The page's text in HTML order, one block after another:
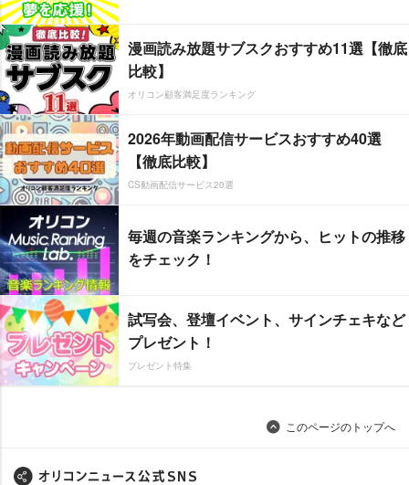
漫画読み放題サブスクおすすめ11選【徹底
比較】
オリコン顧客満足度ランキング
2026年動画配信サービスおすすめ40選
【徹底比較】
CS動画配信サービス20選
毎週の音楽ランキングから、ヒットの推移
をチェック！
試写会、登壇イベント、サインチェキなど
プレゼント！
プレゼント特集
このページのトップへ